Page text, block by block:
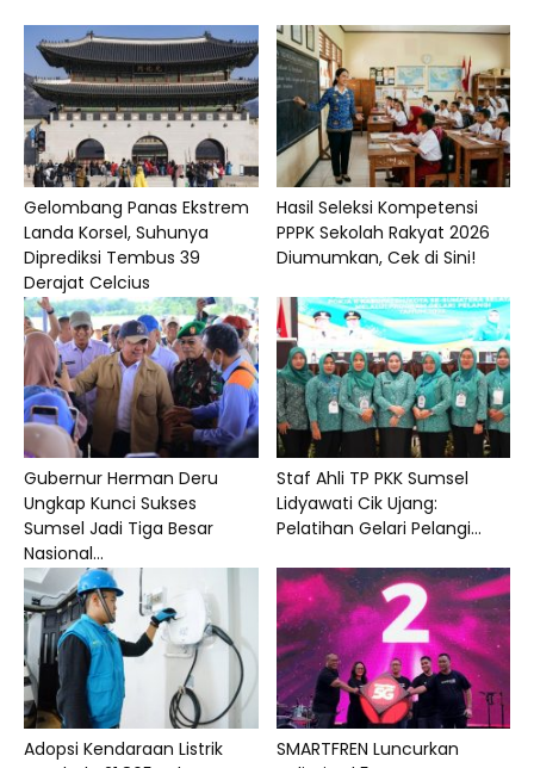
Gelombang Panas Ekstrem
Landa Korsel, Suhunya
Diprediksi Tembus 39
Derajat Celcius
Hasil Seleksi Kompetensi
PPPK Sekolah Rakyat 2026
Diumumkan, Cek di Sini!
Gubernur Herman Deru
Ungkap Kunci Sukses
Sumsel Jadi Tiga Besar
Nasional...
Staf Ahli TP PKK Sumsel
Lidyawati Cik Ujang:
Pelatihan Gelari Pelangi...
Adopsi Kendaraan Listrik
SMARTFREN Luncurkan